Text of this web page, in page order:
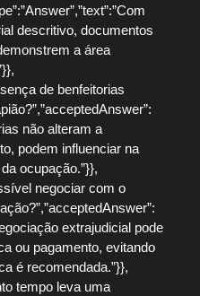
descritivo, documentos
a área
de benfeitorias
não alteram a
podem influenciar na
ocupação.”}},
negociar com o
extrajudicial pode
ou pagamento, evitando
é recomendada.”}},
tempo leva uma